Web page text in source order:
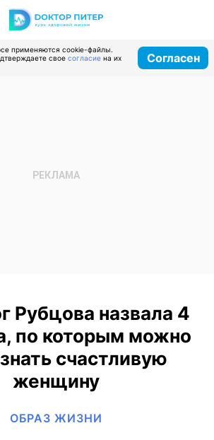
применяются cookie-файлы.
свое согласие на их
Согласен
Рубцова назвала 4
по которым можно
счастливую
женщину
ОБРАЗ ЖИЗНИ